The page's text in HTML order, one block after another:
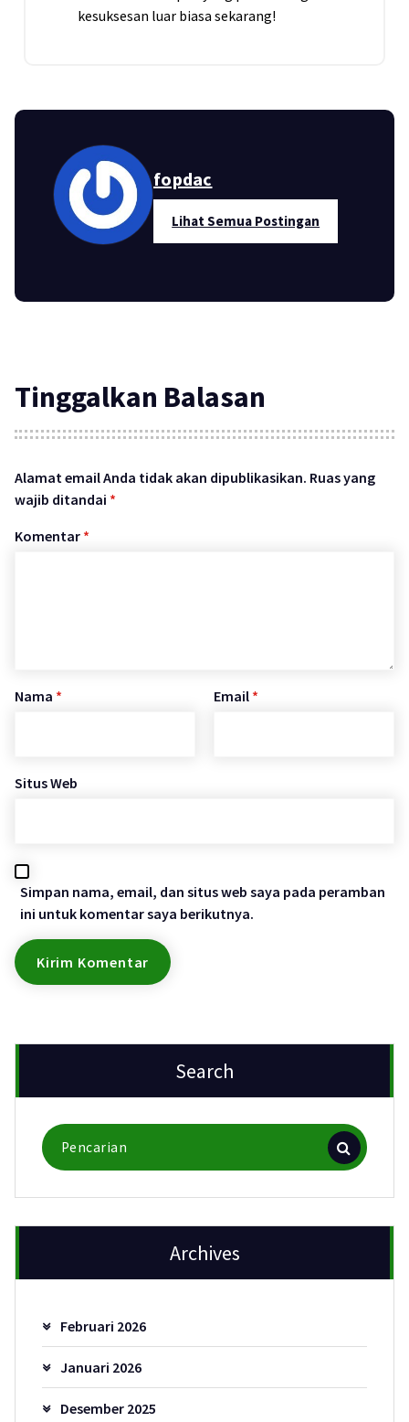
kesuksesan luar biasa sekarang!
fopdac
Lihat Semua Postingan
Tinggalkan Balasan
Alamat email Anda tidak akan dipublikasikan. Ruas yang
wajib ditandai *
Komentar *
Nama * Email *
Situs Web
Simpan nama, email, dan situs web saya pada peramban
ini untuk komentar saya berikutnya.
Search
Pencarian
untuk:
Archives
Februari 2026
Januari 2026
Desember 2025